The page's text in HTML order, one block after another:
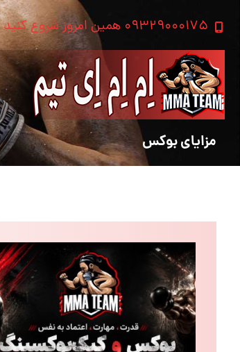
۰۹۳۲۹۰۰۰۱۷۵ همین امروز شروع کنید
مزایای بوکس